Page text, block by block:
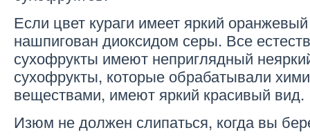
Если цвет кураги имеет яркий
нашпигован диоксидом серы. Все
сухофрукты имеют неприглядный
сухофрукты, которые обрабатывали
веществами, имеют яркий красивый вид.
Изюм не должен слипаться, когда вы